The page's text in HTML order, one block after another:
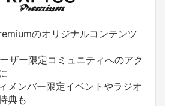
のオリジナルコンテンツ
ザー限定コミュニティへのアク
メンバー限定イベントやラジオ
典も